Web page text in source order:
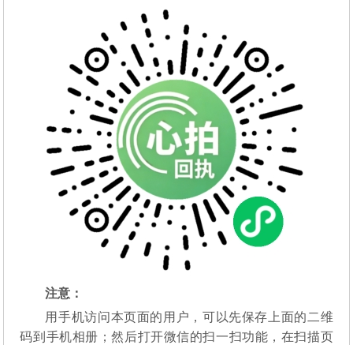
注意：
用手机访问本页面的用户，可以先保存上面的二维
码到手机相册；然后打开微信的扫一扫功能，在扫描页